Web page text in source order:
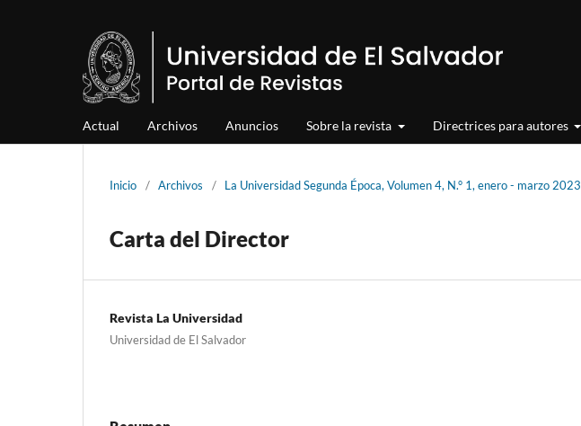
Actual Archivos Anuncios Sobre la revista Directrices para autores
Inicio / Archivos / La Universidad Segunda Época, Volumen 4, N.° 1, enero - marzo 2023
Carta del Director
Revista La Universidad
Universidad de El Salvador